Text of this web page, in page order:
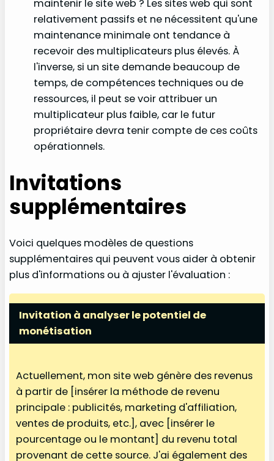
maintenir le site web ? Les sites web qui sont
relativement passifs et ne nécessitent qu'une
maintenance minimale ont tendance à
recevoir des multiplicateurs plus élevés. À
l'inverse, si un site demande beaucoup de
temps, de compétences techniques ou de
ressources, il peut se voir attribuer un
multiplicateur plus faible, car le futur
propriétaire devra tenir compte de ces coûts
opérationnels.
Invitations
supplémentaires
Voici quelques modèles de questions
supplémentaires qui peuvent vous aider à obtenir
plus d'informations ou à ajuster l'évaluation :
Invitation à analyser le potentiel de
monétisation
Actuellement, mon site web génère des revenus
à partir de [insérer la méthode de revenu
principale : publicités, marketing d'affiliation,
ventes de produits, etc.], avec [insérer le
pourcentage ou le montant] du revenu total
provenant de cette source. J'ai également des